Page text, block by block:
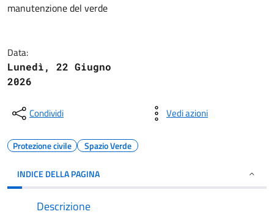
manutenzione del verde
Data:
Lunedì, 22 Giugno
2026
Condividi Vedi azioni
Protezione civile Spazio Verde
INDICE DELLA PAGINA
Descrizione